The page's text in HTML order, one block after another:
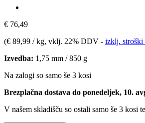
€ 76,49
(€ 89,99 / kg, vklj. 22% DDV - izklj. stroški
Izvedba: 1,75 mm / 850 g
Na zalogi so samo še 3 kosi
Brezplačna dostava do ponedeljek, 10.
V našem skladišču so ostali samo še 3 kosi